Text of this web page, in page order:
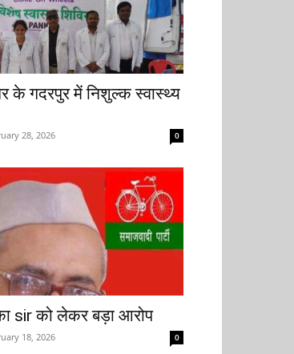
के गदरपुर में निशुल्क स्वास्थ्य
28, 2026 0
sir को लेकर बड़ा आरोप
18, 2026 0